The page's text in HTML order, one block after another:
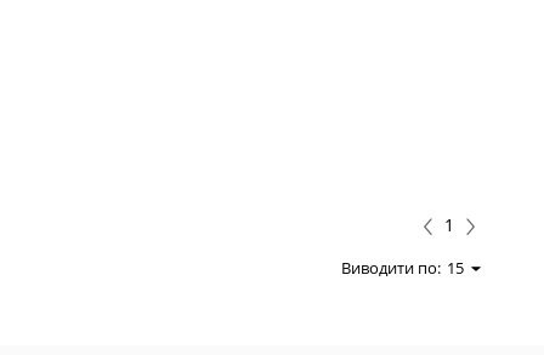
1
Виводити по: 15